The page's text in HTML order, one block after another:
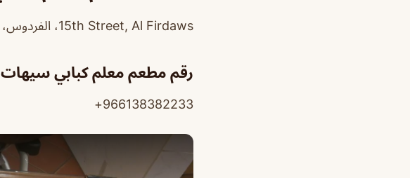
15th Street, Al Firdaws، الفردوس، سيهات
رقم مطعم معلم كبابي سيهات
966138382233+